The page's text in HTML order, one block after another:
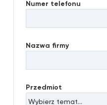
Numer telefonu
Nazwa firmy
Przedmiot